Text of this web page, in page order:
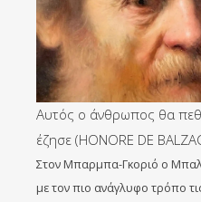
Αυτός ο άνθρωπος θα
έζησε (HONORE DE
Στον Μπαρμπα-Γκοριό ο
με τον πιο ανάγλυφο τρόπο